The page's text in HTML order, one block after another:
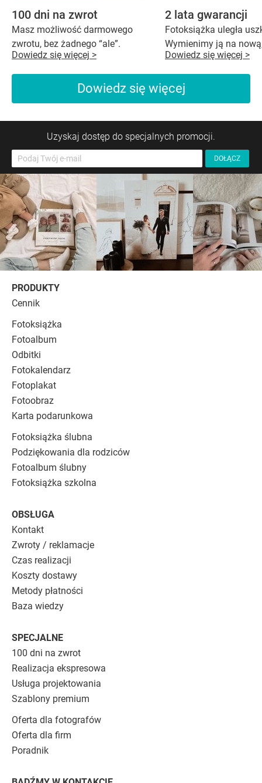
100 dni na zwrot
Masz możliwość darmowego
zwrotu, bez żadnego “ale”.
Dowiedz się więcej >
2 lata gwarancji
Fotoksiążka uległa
Wymienimy ją na
Dowiedz się więcej >
Dowiedz się więcej
Uzyskaj dostęp do specjalnych promocji.
PRODUKTY
Cennik
Fotoksiążka
Fotoalbum
Odbitki
Fotokalendarz
Fotoplakat
Fotoobraz
Karta podarunkowa
Fotoksiążka ślubna
Podziękowania dla rodziców
Fotoalbum ślubny
Fotoksiążka szkolna
OBSŁUGA
Kontakt
Zwroty / reklamacje
Czas realizacji
Koszty dostawy
Metody płatności
Baza wiedzy
SPECJALNE
100 dni na zwrot
Realizacja ekspresowa
Usługa projektowania
Szablony premium
Oferta dla fotografów
Oferta dla firm
Poradnik